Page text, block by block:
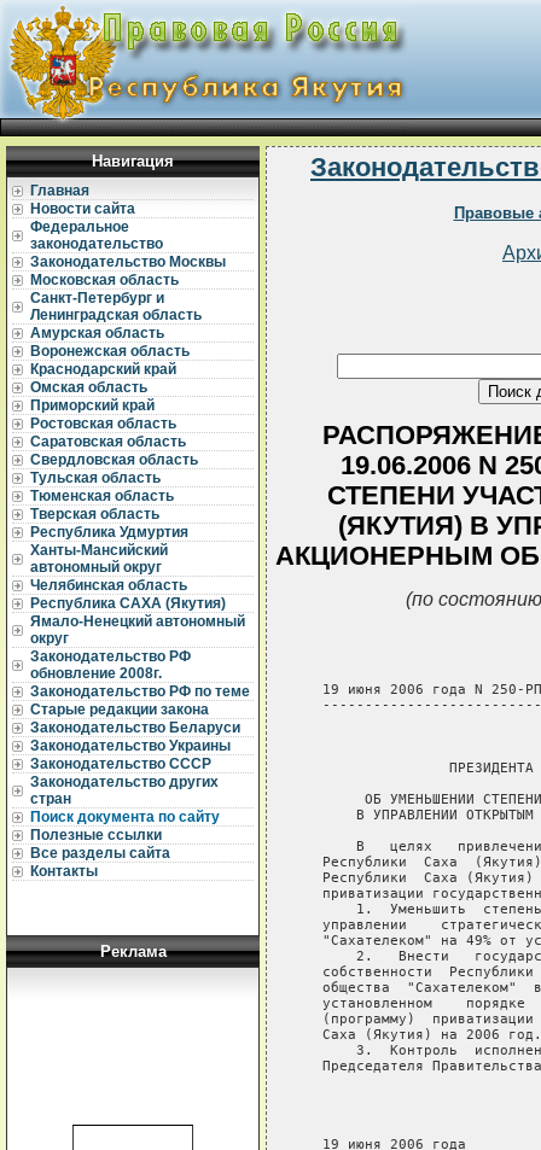
Навигация
Главная
Новости сайта
Федеральное
законодательство
Законодательство Москвы
Московская область
Санкт-Петербург и
Ленинградская область
Амурская область
Воронежская область
Краснодарский край
Омская область
Приморский край
Ростовская область
Саратовская область
Свердловская область
Тульская область
Тюменская область
Тверская область
Республика Удмуртия
Ханты-Мансийский
автономный округ
Челябинская область
Республика САХА (Якутия)
Ямало-Ненецкий автономный
округ
Законодательство РФ
обновление 2008г.
Законодательство РФ по теме
Старые редакции закона
Законодательство Беларуси
Законодательство Украины
Законодательство СССР
Законодательство других
стран
Поиск документа по сайту
Полезные ссылки
Все разделы сайта
Контакты
Реклама
Правовые
19.06.2006 N
СТЕПЕНИ
(ЯКУТИЯ) В
АКЦИОНЕРНЫМ
(по
   19 июня 2006 года N 250-РП
ПРЕЗИДЕНТА
ОБ УМЕНЬШЕНИИ
В УПРАВЛЕНИИ
В   целях
Республики  Саха
Республики  Саха
приватизации
1.  Уменьшить
управлении
"Сахателеком" на 49% от
2.   Внести
собственности
общества  "Сахателеком"
установленном    порядке
(программу)
   Саха (Якутия) на 2006 год.
3.  Контроль
Председателя
   19 июня 2006 года